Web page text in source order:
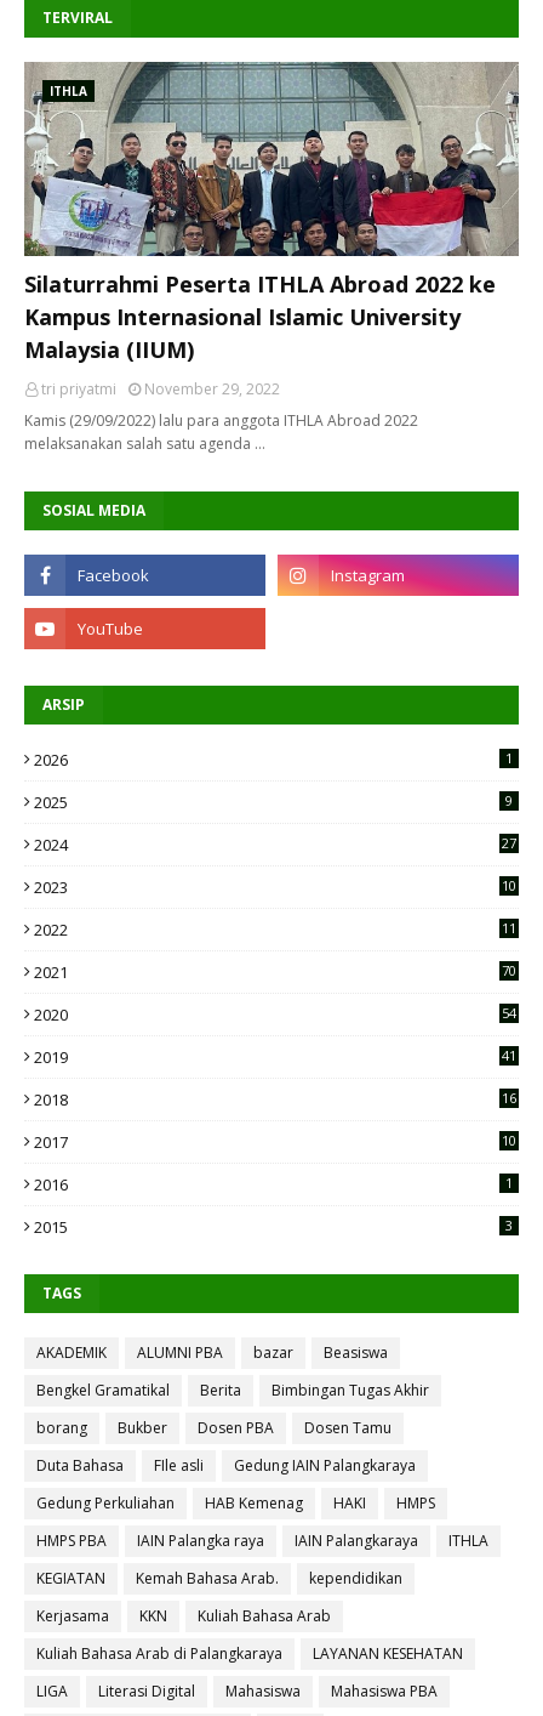
TERVIRAL
ITHLA
Silaturrahmi Peserta ITHLA Abroad 2022 ke
Kampus Internasional Islamic University
Malaysia (IIUM)
tri priyatmi
November 29, 2022
Kamis (29/09/2022) lalu para anggota ITHLA Abroad 2022
melaksanakan salah satu agenda …
SOSIAL MEDIA
ARSIP
2026 1
2025 9
2024 27
2023
10
2022
11
2021 70
2020 54
2019 41
2018 16
2017 10
2016 1
2015 3
TAGS
AKADEMIK ALUMNI PBA bazar
Beasiswa
Bengkel Gramatikal
Berita
Bimbingan Tugas Akhir
borang
Bukber Dosen PBA
Dosen Tamu
Duta Bahasa
FIle asli
Gedung IAIN Palangkaraya
Gedung Perkuliahan
HAB Kemenag HAKI
HMPS
HMPS PBA
IAIN Palangka raya IAIN Palangkaraya
ITHLA
KEGIATAN
Kemah Bahasa Arab.
kependidikan
Kerjasama
KKN
Kuliah Bahasa Arab
Kuliah Bahasa Arab di Palangkaraya
LAYANAN KESEHATAN
LIGA
Literasi Digital Mahasiswa
Mahasiswa PBA